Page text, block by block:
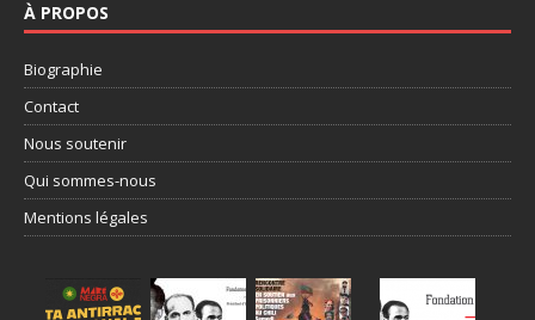
À PROPOS
Biographie
Contact
Nous soutenir
Qui sommes-nous
Mentions légales